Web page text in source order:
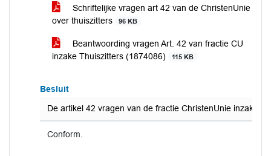
Schriftelijke vragen art 42 van de ChristenUnie
over thuiszitters
96 KB
Beantwoording vragen Art. 42 van fractie CU
inzake Thuiszitters (1874086)
115 KB
Besluit
De artikel 42 vragen van de fractie ChristenUnie inzake
Conform.